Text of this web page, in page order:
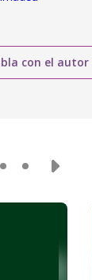
con el autor